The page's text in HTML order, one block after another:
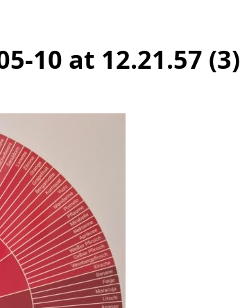
10 at 12.21.57 (3)